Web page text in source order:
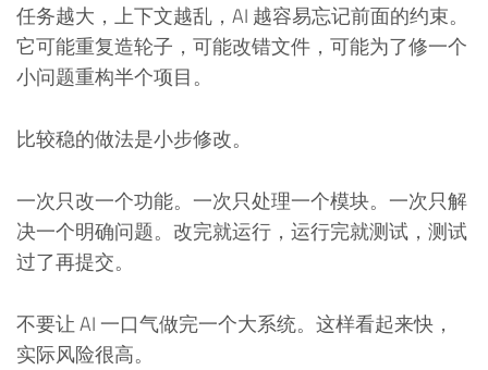
任务越大，上下文越乱，AI 越容易忘记前面的约束。
它可能重复造轮子，可能改错文件，可能为了修一个
小问题重构半个项目。
比较稳的做法是小步修改。
一次只改一个功能。一次只处理一个模块。一次只解
决一个明确问题。改完就运行，运行完就测试，测试
过了再提交。
不要让 AI 一口气做完一个大系统。这样看起来快，
实际风险很高。